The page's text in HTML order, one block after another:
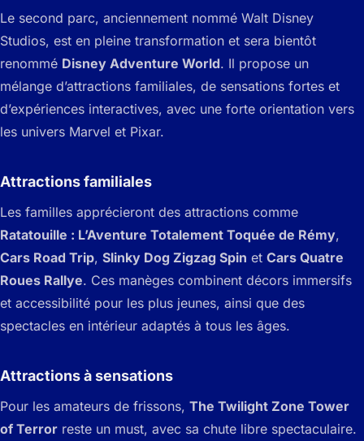
Le second parc, anciennement nommé Walt Disney
Studios, est en pleine transformation et sera bientôt
renommé Disney Adventure World. Il propose un
mélange d’attractions familiales, de sensations fortes et
d’expériences interactives, avec une forte orientation vers
les univers Marvel et Pixar.
Attractions familiales
Les familles apprécieront des attractions comme
Ratatouille : L’Aventure Totalement Toquée de Rémy,
Cars Road Trip, Slinky Dog Zigzag Spin et Cars Quatre
Roues Rallye. Ces manèges combinent décors immersifs
et accessibilité pour les plus jeunes, ainsi que des
spectacles en intérieur adaptés à tous les âges.
Attractions à sensations
Pour les amateurs de frissons, The Twilight Zone Tower
of Terror reste un must, avec sa chute libre spectaculaire.